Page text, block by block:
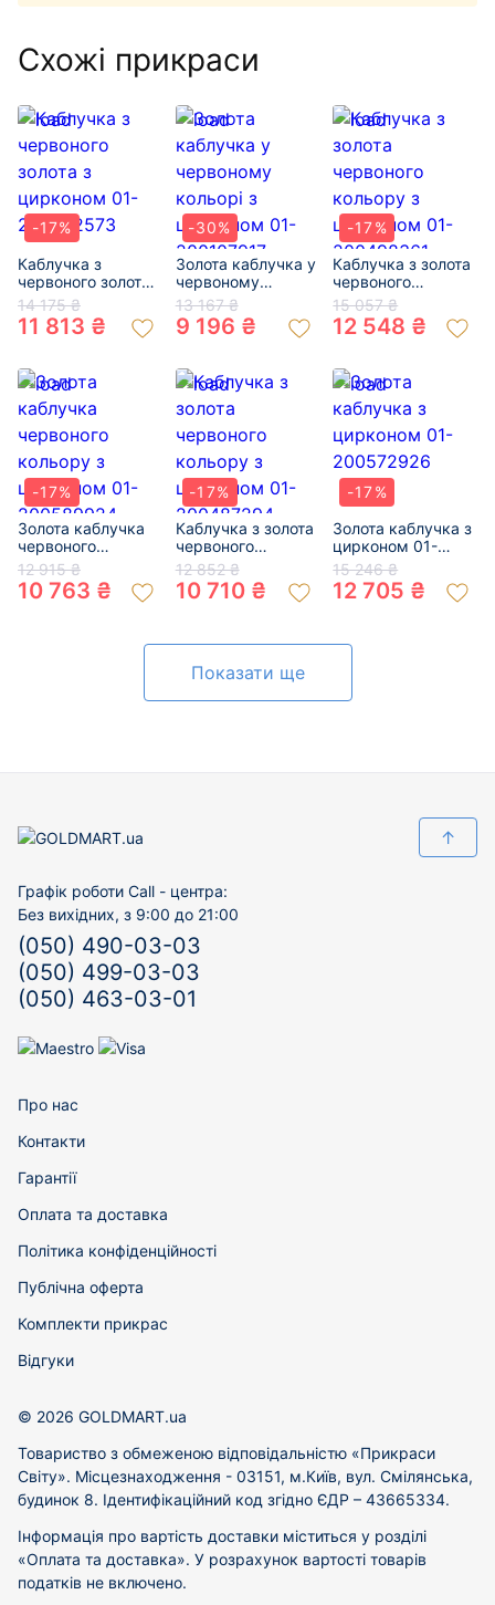
Схожі прикраси
-17%
Каблучка з
червоного золота
з цирконом 01-
200362573
14 175 ₴
11 813 ₴
-30%
Золота каблучка у
червоному
кольорі з
цирконом 01-
200107917
13 167 ₴
9 196 ₴
-17%
Каблучка з золота
червоного
кольору з
цирконом 01-
200498361
15 057 ₴
12 548 ₴
-17%
Золота каблучка
червоного
кольору з
цирконом 01-
200589924
12 915 ₴
10 763 ₴
-17%
Каблучка з золота
червоного
кольору з
цирконом 01-
200487294
12 852 ₴
10 710 ₴
-17%
Золота каблучка з
цирконом 01-
200572926
15 246 ₴
12 705 ₴
Показати ще
↑
Графік роботи Call - центра:
Без вихідних, з 9:00 до 21:00
(050) 490-03-03
(050) 499-03-03
(050) 463-03-01
Про нас
Контакти
Гарантії
Оплата та доставка
Політика конфіденційності
Публічна оферта
Комплекти прикрас
Відгуки
© 2026 GOLDMART.ua
Товариство з обмеженою відповідальністю «Прикраси
Світу». Місцезнаходження - 03151, м.Київ, вул. Смілянська,
будинок 8. Ідентифікаційний код згідно ЄДР – 43665334.
Інформація про вартість доставки міститься у розділі
«Оплата та доставка». У розрахунок вартості товарів
податків не включено.